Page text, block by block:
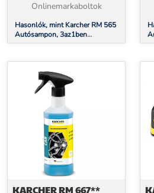
Onlinemarkaboltok
Hasonlók, mint Karcher RM 565
Autósampon, 3az1ben
(62957500)
KARCHER RM 667**